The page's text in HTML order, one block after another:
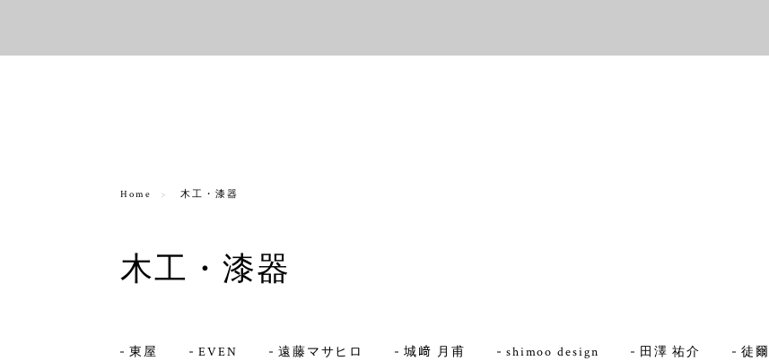
Home 木工・漆器
木工・漆器
東屋 EVEN 遠藤マサヒロ 城﨑 月甫 shimoo design 田澤 祐介 徒爾